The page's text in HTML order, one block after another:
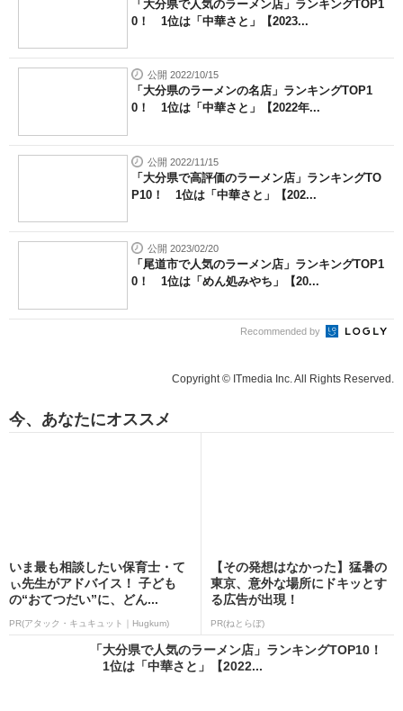
「大分県で人気のラーメン店」ランキングTOP1
0！ 1位は「中華さと」【2023...
公開 2022/10/15
「大分県のラーメンの名店」ランキングTOP1
0！ 1位は「中華さと」【2022年...
公開 2022/11/15
「大分県で高評価のラーメン店」ランキングTO
P10！ 1位は「中華さと」【202...
公開 2023/02/20
「尾道市で人気のラーメン店」ランキングTOP1
0！ 1位は「めん処みやち」【20...
Recommended by
Copyright © ITmedia Inc. All Rights Reserved.
今、あなたにオススメ
いま最も相談したい保育士・て
ぃ先生がアドバイス！ 子ども
の“おてつだい”に、どん...
PR(アタック・キュキュット｜Hugkum)
【その発想はなかった】猛暑の
東京、意外な場所にドキッとす
る広告が出現！
PR(ねとらぼ)
「大分県で人気のラーメン店」ランキングTOP10！
1位は「中華さと」【2022...